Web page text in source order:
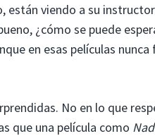
están viendo a su
¿cómo se puede
en esas películas
No en lo que
que una película como